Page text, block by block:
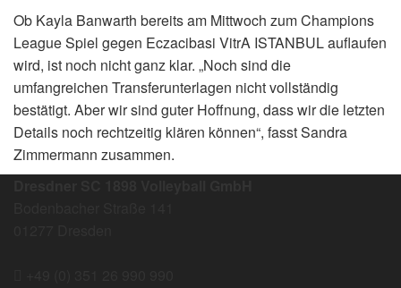
Ob Kayla Banwarth bereits am Mittwoch zum Champions
League Spiel gegen Eczacibasi VitrA ISTANBUL auflaufen
wird, ist noch nicht ganz klar. „Noch sind die
umfangreichen Transferunterlagen nicht vollständig
bestätigt. Aber wir sind guter Hoffnung, dass wir die letzten
Details noch rechtzeitig klären können“, fasst Sandra
Zimmermann zusammen.